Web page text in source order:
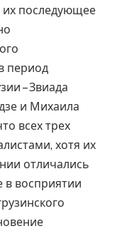
их последующее
период
– Звиада
и Михаила
всех трех
хотя их
отличались
в восприятии